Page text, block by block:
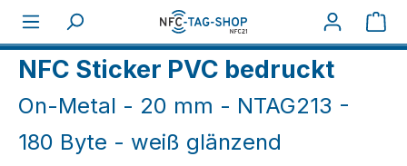
Zum Hauptinhalt springen
NFC Sticker On-Metal
NFC Sticker PVC bedruckt
On-Metal - 20 mm - NTAG213 -
180 Byte - weiß glänzend